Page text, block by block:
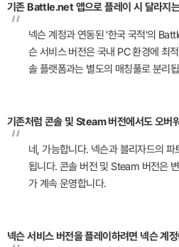
기존 Battle.net 앱으로 플레이 시 달라지
“
넥슨 계정과 연동된 '한국 국적'의
슨 서비스 버전은 국내 PC 환경에 최
솔 플랫폼과는 별도의 매칭풀로 분리
기존처럼 콘솔 및 Steam 버전에서도 오버
“
네, 가능합니다. 넥슨과 블리자드의
됩니다. 콘솔 버전 및 Steam 버전은
가 계속 운영합니다.
넥슨 서비스 버전을 플레이하려면 넥슨 계